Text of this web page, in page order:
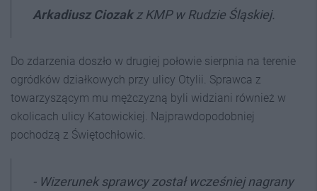
Arkadiusz Ciozakz KMP w Rudzie Śląskiej.
Do zdarzenia doszło w drugiej połowie sierpnia na terenie
ogródków działkowych przy ulicy Otylii. Sprawca z
towarzyszącym mu mężczyzną byli widziani również w
okolicach ulicy Katowickiej. Najprawdopodobniej
pochodzą z Świętochłowic.
- Wizerunek sprawcy został wcześniej nagrany